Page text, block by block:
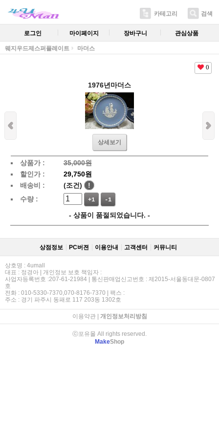
카테고리 검색
로그인 마이페이지 장바구니 관심상품
웨지우드제스퍼플레이트 마더스
0
1976년마더스
상세보기
상품가 :
35,000원
할인가 :
29,750원
배송비 :
(조건)
!
수량 :
+1 -1
- 상품이 품절되었습니다. -
상점정보 PC버젼 이용안내 고객센터 커뮤니티
상호명 : 4umall
대표 : 정경아 | 개인정보 보호 책임자 :
사업자등록번호 :207-61-21984 | 통신판매업신고번호 : 제2015-서울동대문-0807
호
전화 : 010-5330-7370,070-8176-7370 | 팩스 :
주소 : 경기 파주시 동패로 117 203동 1302호
이용약관| 개인정보처리방침
ⓒ포유몰 All rights reserved.
MakeShop